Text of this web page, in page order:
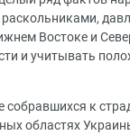
Востоке и
и учитывать
к
областях